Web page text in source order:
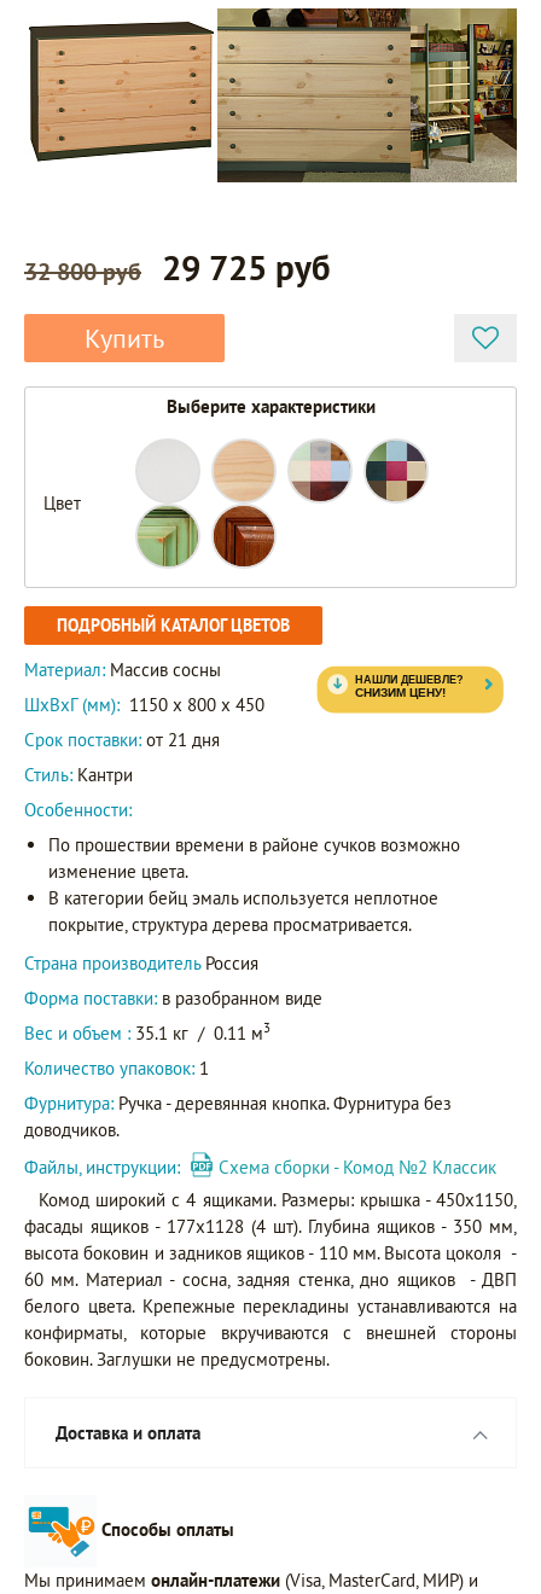
32 800 руб 29 725 руб
Купить
Выберите характеристики
Цвет
ПОДРОБНЫЙ КАТАЛОГ ЦВЕТОВ
Материал: Массив сосны
ШxВxГ (мм): 1150 x 800 x 450
Срок поставки: от 21 дня
Стиль: Кантри
Особенности:
По прошествии времени в районе сучков возможно
изменение цвета.
В категории бейц эмаль используется неплотное
покрытие, структура дерева просматривается.
Страна производитель Россия
Форма поставки: в разобранном виде
Вес и объем : 35.1 кг / 0.11 м3
Количество упаковок: 1
Фурнитура: Ручка - деревянная кнопка. Фурнитура без
доводчиков.
Файлы, инструкции:
Схема сборки - Комод №2 Классик
Комод широкий с 4 ящиками. Размеры: крышка - 450х1150,
фасады ящиков - 177х1128 (4 шт). Глубина ящиков - 350 мм,
высота боковин и задников ящиков - 110 мм. Высота цоколя -
60 мм. Материал - сосна, задняя стенка, дно ящиков - ДВП
белого цвета. Крепежные перекладины устанавливаются на
конфирматы, которые вкручиваются с внешней стороны
боковин. Заглушки не предусмотрены.
Доставка и оплата
Способы оплаты
Мы принимаем онлайн-платежи (Visa, MasterCard, МИР) и